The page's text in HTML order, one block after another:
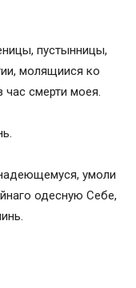
пустынницы,
молящиися ко
час смерти моея.
умоли
одесную Себе,